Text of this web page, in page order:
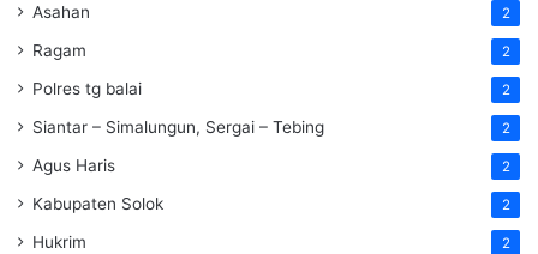
Asahan 2
Ragam 2
Polres tg balai 2
Siantar – Simalungun, Sergai – Tebing 2
Agus Haris 2
Kabupaten Solok 2
Hukrim 2